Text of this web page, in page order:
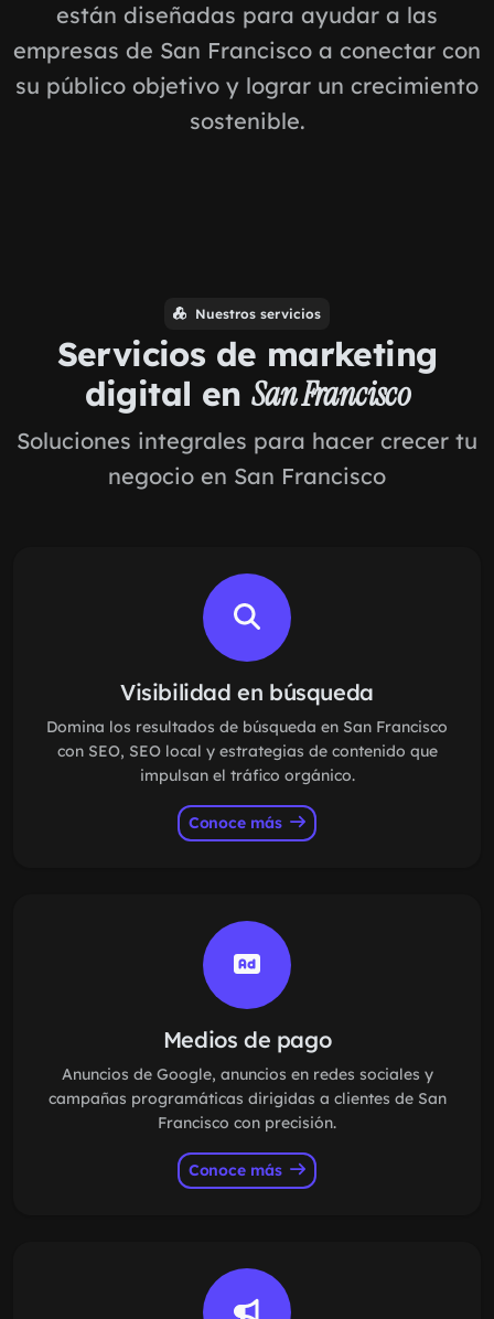
están diseñadas para ayudar a las
empresas de San Francisco a conectar con
su público objetivo y lograr un crecimiento
sostenible.
Nuestros servicios
Servicios de marketing
digital enSan Francisco
Soluciones integrales para hacer crecer tu
negocio en San Francisco
Visibilidad en búsqueda
Domina los resultados de búsqueda en San Francisco
con SEO, SEO local y estrategias de contenido que
impulsan el tráfico orgánico.
Conoce más
Medios de pago
Anuncios de Google, anuncios en redes sociales y
campañas programáticas dirigidas a clientes de San
Francisco con precisión.
Conoce más